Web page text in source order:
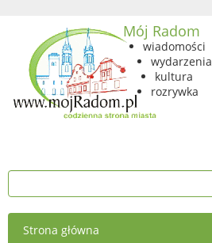
Mój Radom
wiadomości
wydarzenia
kultura
rozrywka
Strona główna